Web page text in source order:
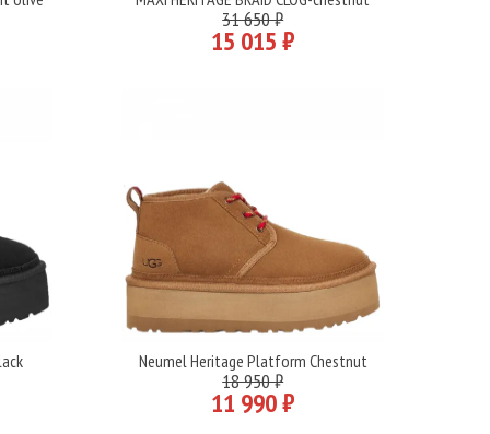
31 650 ₽
15 015 ₽
Подробнее
Neumel Heritage Platform Chestnut
18 950 ₽
11 990 ₽